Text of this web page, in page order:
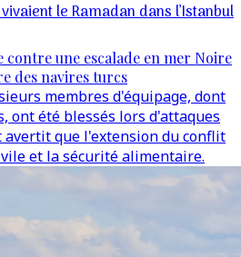
le Ramadan dans l’Istanbul
une escalade en mer Noire
des navires turcs
membres d'équipage, dont
ont été blessés lors d'attaques
avertit que l'extension du conflit
et la sécurité alimentaire.